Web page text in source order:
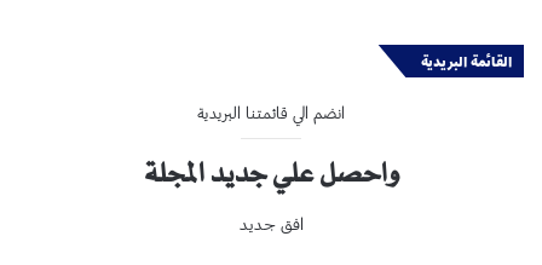
القائمة البريدية
انضم الي قائمتنا البريدية
واحصل علي جديد المجلة
افق جديد